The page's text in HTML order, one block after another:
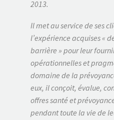
2013.
Il met au service de ses
l’expérience acquises «
barrière » pour leur
opérationnelles et
domaine de la
eux, il conçoit, évalue,
offres santé et
pendant toute la vie de